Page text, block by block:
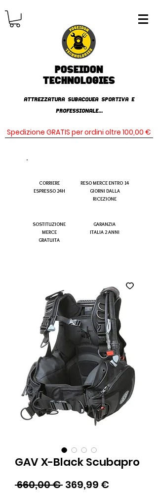
Poseidon
TECHNOLOGIES
AttrezzaturA subacqueA SPORTIVA E
PROFESSIONALE...
Spedizione GRATIS per ordini oltre 100,00 €
CORRIERE
ESPRESSO 24H
SOSTITUZIONE
MERCE
GRATUITA
RESO MERCE ENTRO 14
GIORNI DALLA
RICEZIONE
GARANZIA
ITALIA 2 ANNI
GAV X-Black Scubapro
660,00 € Prezzo
369,99 €Prezzo